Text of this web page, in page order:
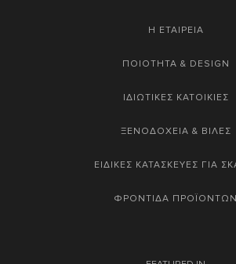
Η ΕΤΑΙΡΕΙΑ
ΠΟΙΟΤΗΤΑ & DESIGN
ΙΔΙΩΤΙΚΕΣ ΚΑΤΟΙΚΙΕΣ
ΞΕΝΟΔΟΧΕΙΑ & ΒΙΛΕΣ
ΕΙΔΙΚΕΣ ΚΑΤΑΣΚΕΥΕΣ ΓΙΑ
ΦΡΟΝΤΙΔΑ ΠΡΟΪΟΝΤΩΝ